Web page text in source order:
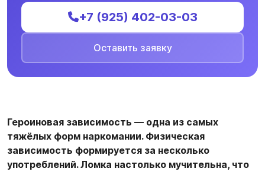
+7 (925) 402-03-03
Оставить заявку
Героиновая зависимость — одна из самых
тяжёлых форм наркомании. Физическая
зависимость формируется за несколько
употреблений. Ломка настолько мучительна, что